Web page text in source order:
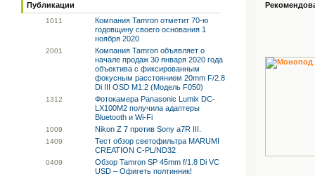
Публикации
1011
Компания Tamron отметит 70-ю
годовщину своего основания 1
ноября 2020
2001
Компания Tamron объявляет о
начале продаж 30 января 2020 года
объектива с фиксированным
фокусным расстоянием 20mm F/2.8
Di III OSD M1:2 (Модель F050)
1312
Фотокамера Panasonic Lumix DC-
LX100M2 получила адаптеры
Bluetooth и Wi-Fi
1009 Nikon Z 7 против Sony a7R III.
1409
Тест обзор светофильтра MARUMI
CREATION C-PL/ND32
0409
Обзор Tamron SP 45mm f/1.8 Di VC
USD – Офигеть полтинник!